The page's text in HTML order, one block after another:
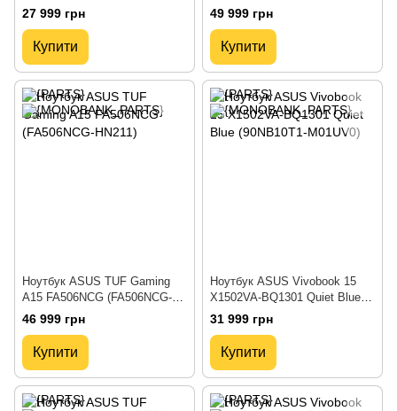
Blue
27 999 грн
Купити
49 999 грн
Купити
Ноутбук ASUS TUF Gaming
A15 FA506NCG (FA506NCG-
HN211)
46 999 грн
Купити
Ноутбук ASUS Vivobook 15
X1502VA-BQ1301 Quiet Blue
(90NB10T1-M01UV0)
31 999 грн
Купити